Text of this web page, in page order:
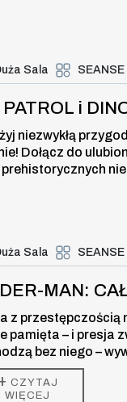
Sala SEANSE
i
PATROL i
niezwykłą
Dołącz do
Sala SEANSE
MAN:
MAN:
z przestępczością
pamięta – i presja
bez niego –
stanie kontrolować.
która
CZYTAJ
WIĘCEJ